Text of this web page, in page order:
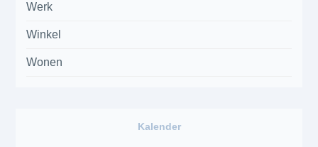
Werk
Winkel
Wonen
Kalender